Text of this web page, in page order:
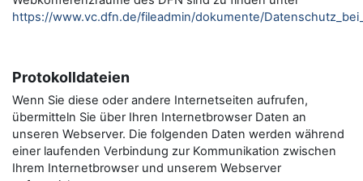
https://www.vc.dfn.de/fileadmin/dokumente/
Protokolldateien
Wenn Sie diese oder andere Internetseiten aufrufen,
übermitteln Sie über Ihren Internetbrowser Daten an
unseren Webserver. Die folgenden Daten werden während
einer laufenden Verbindung zur Kommunikation zwischen
Ihrem Internetbrowser und unserem Webserver